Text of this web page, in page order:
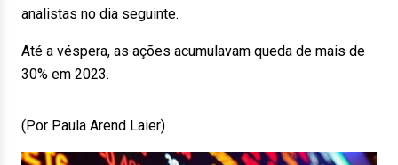
analistas no dia seguinte.
Até a véspera, as ações acumulavam queda de mais de
30% em 2023.
(Por Paula Arend Laier)